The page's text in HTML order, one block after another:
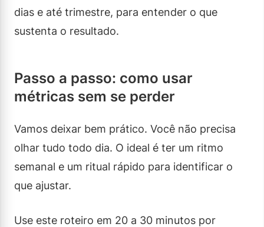
dias e até trimestre, para entender o que
sustenta o resultado.
Passo a passo: como usar
métricas sem se perder
Vamos deixar bem prático. Você não precisa
olhar tudo todo dia. O ideal é ter um ritmo
semanal e um ritual rápido para identificar o
que ajustar.
Use este roteiro em 20 a 30 minutos por